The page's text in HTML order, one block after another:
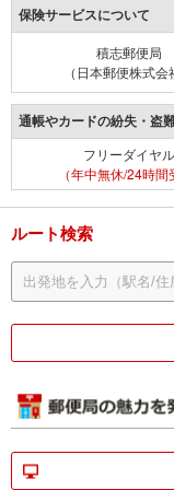
保険サービスについて
積志郵便局
（日本郵便株式会
通帳やカードの紛失・盗
フリーダイヤル
（年中無休/24時間
ルート検索